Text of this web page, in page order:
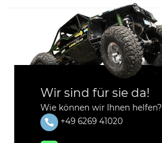
Wir sind für sie da!
Wie können wir Ihnen helfen?
+49 6269 41020